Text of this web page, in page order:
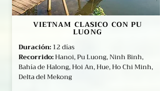
VIETNAM CLASICO CON PU
LUONG
Duración:12 días
Recorrido:Hanoi, Pu Luong, Ninh Binh,
Bahía de Halong, Hoi An, Hue, Ho Chi Minh,
Delta del Mekong